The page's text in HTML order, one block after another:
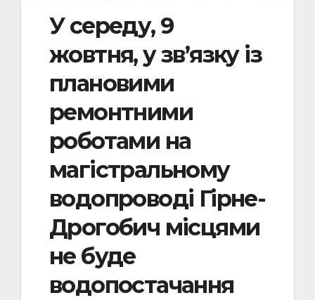
У середу, 9
жовтня, у зв’язку із
плановими
ремонтними
роботами на
магістральному
водопроводі Гірне-
Дрогобич місцями
не буде
водопостачання